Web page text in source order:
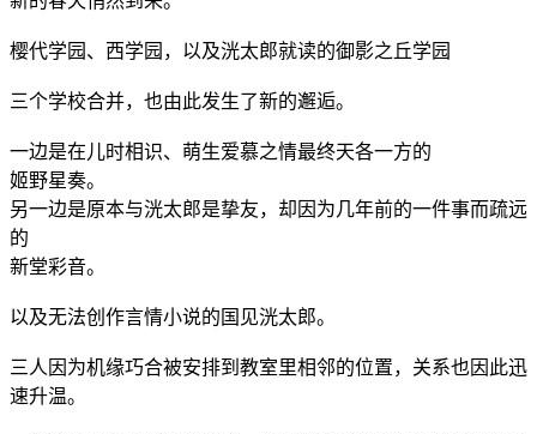
樱代学园、西学园，以及洸太郎就读的御影之丘学园
三个学校合并，也由此发生了新的邂逅。
一边是在儿时相识、萌生爱慕之情最终天各一方的
姬野星奏。
另一边是原本与洸太郎是挚友，却因为几年前的一件事而疏远
的
新堂彩音。
以及无法创作言情小说的国见洸太郎。
三人因为机缘巧合被安排到教室里相邻的位置，关系也因此迅
速升温。